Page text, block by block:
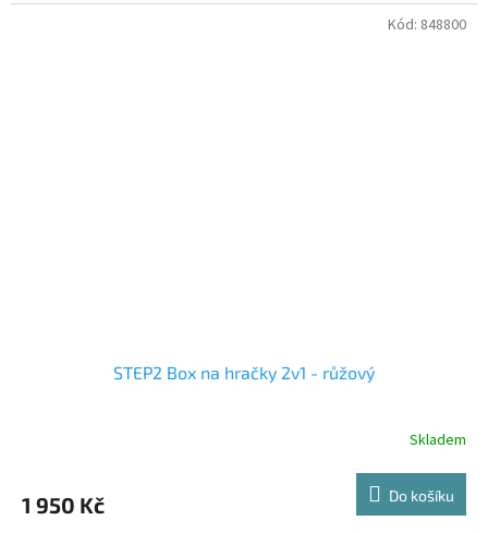
STEP2 Box na hračky 2v1 - růžový
Skladem
1 950 Kč Do košíku
Kód: 848800